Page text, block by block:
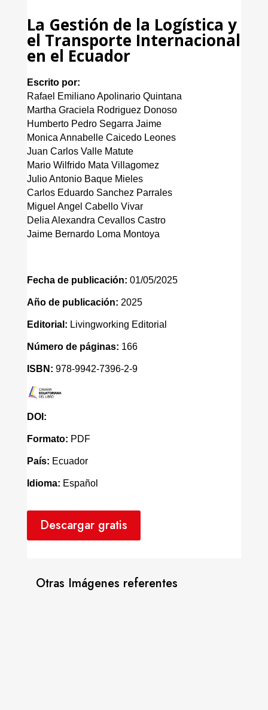
La Gestión de la Logística y
el Transporte Internacional
en el Ecuador
Escrito por:
Rafael Emiliano Apolinario Quintana
Martha Graciela Rodriguez Donoso
Humberto Pedro Segarra Jaime
Monica Annabelle Caicedo Leones
Juan Carlos Valle Matute
Mario Wilfrido Mata Villagomez
Julio Antonio Baque Mieles
Carlos Eduardo Sanchez Parrales
Miguel Angel Cabello Vivar
Delia Alexandra Cevallos Castro
Jaime Bernardo Loma Montoya
Fecha de publicación: 01/05/2025
Año de publicación: 2025
Editorial: Livingworking Editorial
Número de páginas: 166
ISBN: 978-9942-7396-2-9
DOI:
Formato: PDF
País: Ecuador
Idioma: Español
Descargar gratis
Otras Imágenes referentes